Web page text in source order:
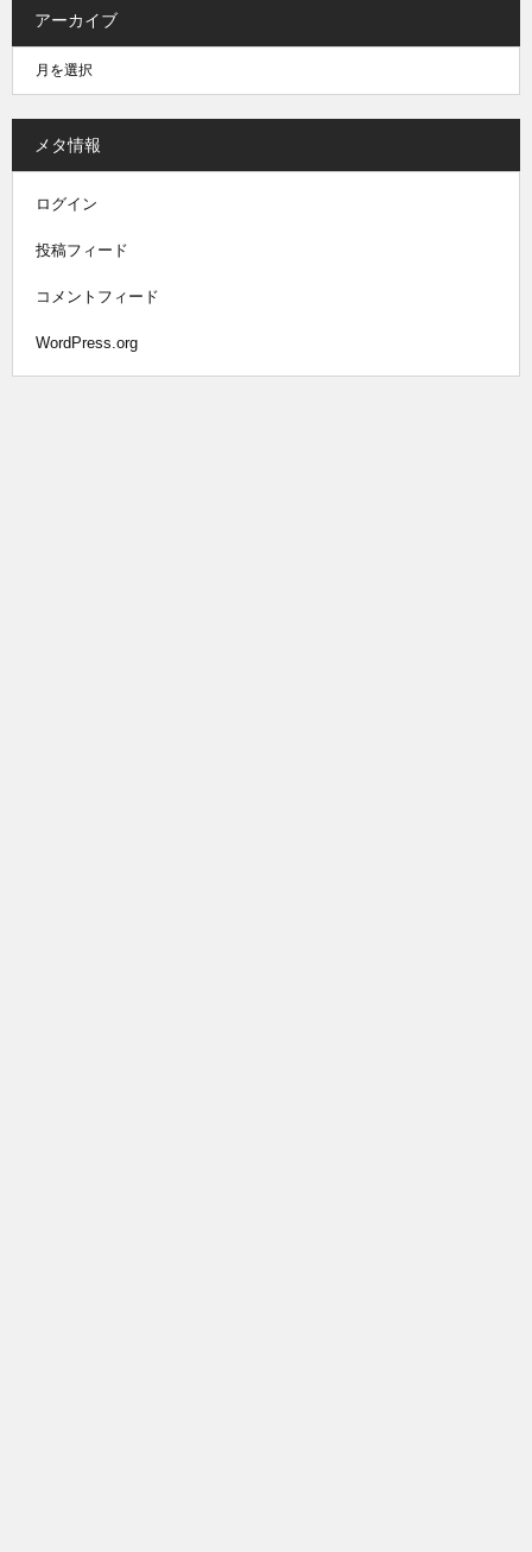
アーカイブ
メタ情報
ログイン
投稿フィード
コメントフィード
WordPress.org